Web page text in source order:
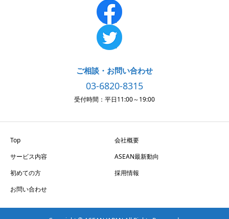
ご相談・お問い合わせ
03-6820-8315
受付時間：平日11:00～19:00
Top
会社概要
サービス内容
ASEAN最新動向
初めての方
採用情報
お問い合わせ